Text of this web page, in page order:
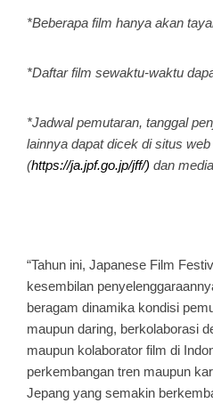
*Beberapa film hanya akan
*Daftar film sewaktu-waktu
*Jadwal pemutaran, tanggal
lainnya dapat dicek di situs
(https://ja.jpf.go.jp/jff/) dan
“Tahun ini, Japanese Film
kesembilan
beragam dinamika kondisi
maupun daring, berkolaborasi
maupun kolaborator film di
perkembangan tren maupun
Jepang yang semakin